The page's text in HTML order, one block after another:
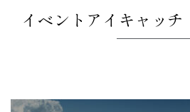
イベントアイキャッチ